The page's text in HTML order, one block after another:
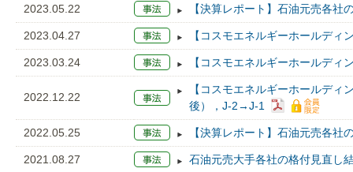
2023.05.22 【決算レポート】石油元売各社
2023.04.27 【コスモエネルギーホールディ
2023.03.24 【コスモエネルギーホールディ
2022.12.22
【コスモエネルギーホールデ
後），J-2→J-1
2022.05.25 【決算レポート】石油元売各社
2021.08.27 石油元売大手各社の格付見直し